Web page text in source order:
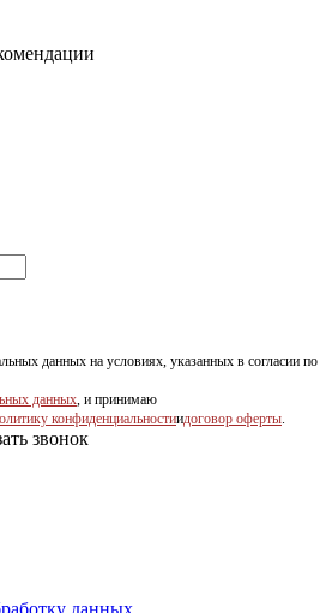
данных на условиях, указанных в согласии по
данных, и принимаю
конфиденциальностиидоговор оферты.
звонок